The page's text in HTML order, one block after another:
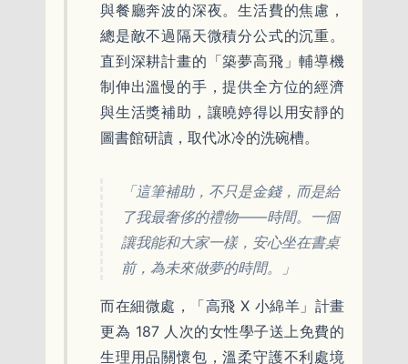
與餐廳奔波的深夜。生活費的焦慮，
總是敵不過隔天微積分公式的沉重。
直到深耕計畫的「築夢高飛」輔導機
制伸出溫慢的手，提供全方位的經濟
與生活獎補助，讓曉婷得以用安靜的
圖書館研讀，取代冰冷的洗碗槽。
「這筆補助，不只是金錢，而是給
了我最奢侈的禮物——時間。一個
讓我能和大家一樣，安心坐在書桌
前，為未來做夢的時間。」
而在細微處，「高飛 X 小綿羊」計畫
更為 187 人次的女性學子送上免費的
生理用品關懷包，溫柔守護不利處境